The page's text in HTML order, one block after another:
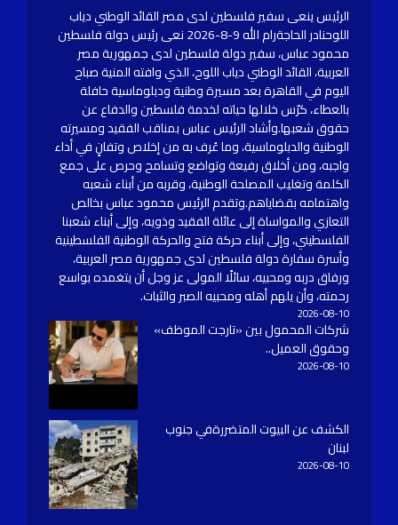
الرئيس ينعى سفير فلسطين لدى مصر القائد الوطني دياب
اللوحنادر الحاجةرام الله 9-8-2026 نعى رئيس دولة فلسطين
محمود عباس، سفير دولة فلسطين لدى جمهورية مصر
العربية، القائد الوطني دياب اللوح، الذي وافته المنية صباح
اليوم في القاهرة بعد مسيرة وطنية ودبلوماسية حافلة
بالعطاء، كرّس خلالها حياته لخدمة فلسطين والدفاع عن
حقوق شعبها.وأشاد الرئيس عباس بمناقب الفقيد ومسيرته
الوطنية والدبلوماسية، وما عُرف به من إخلاص وتفانٍ في أداء
واجبه، ومن أخلاق رفيعة وتواضع وتسامح وحرص على جمع
الكلمة وتغليب المصلحة الوطنية، وقربه من أبناء شعبه
واهتمامه بقضاياهم.وتقدم الرئيس محمود عباس بخالص
التعازي والمواساة إلى عائلة الفقيد وذويه، وإلى أبناء شعبنا
الفلسطيني، وإلى أبناء حركة فتح والحركة الوطنية الفلسطينية
وأسرة سفارة دولة فلسطين لدى جمهورية مصر العربية،
ورفاق دربه ومحبيه، سائلًا المولى عز وجل أن يتغمده بواسع
رحمته، وأن يلهم أهله ومحبيه الصبر والثبات.
2026-08-10
شركات المحمول بين «تارجت الموظف»
وحقوق العميل..
2026-08-10
الكشف عن البيوت المتضررةفي جنوب
لبنان
2026-08-10